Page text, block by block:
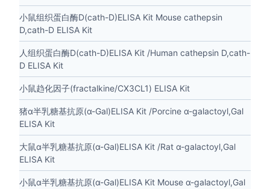
小鼠组织蛋白酶D(cath-D)ELISA Kit Mouse cathepsin
D,cath-D ELISA Kit
人组织蛋白酶D(cath-D)ELISA Kit /Human cathepsin D,cath-
D ELISA Kit
小鼠趋化因子(fractalkine/CX3CL1) ELISA Kit
猪α半乳糖基抗原(α-Gal)ELISA Kit /Porcine α-galactoyl,Gal
ELISA Kit
大鼠α半乳糖基抗原(α-Gal)ELISA Kit /Rat α-galactoyl,Gal
ELISA Kit
小鼠α半乳糖基抗原(α-Gal)ELISA Kit Mouse α-galactoyl,Gal